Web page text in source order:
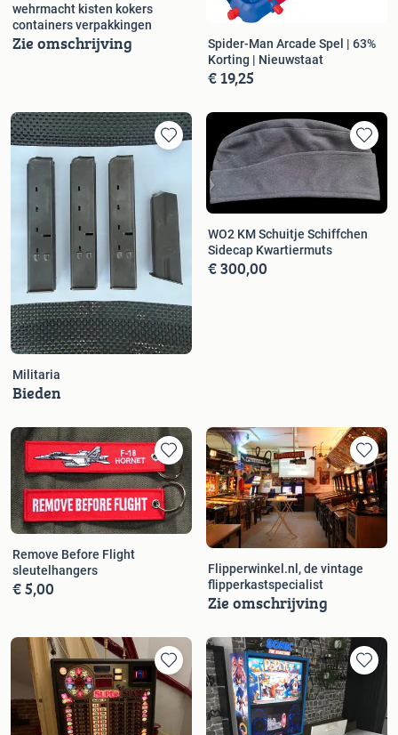
wehrmacht kisten kokers
containers verpakkingen
Zie omschrijving
Spider-Man Arcade Spel | 63%
Korting | Nieuwstaat
€ 19,25
Militaria
Bieden
WO2 KM Schuitje Schiffchen
Sidecap Kwartiermuts
€ 300,00
Remove Before Flight
sleutelhangers
€ 5,00
Flipperwinkel.nl, de vintage
flipperkastspecialist
Zie omschrijving